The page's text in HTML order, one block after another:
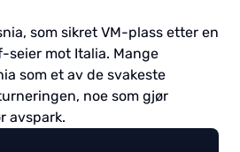
som sikret VM-plass etter en
seier mot Italia. Mange
som et av de svakeste
noe som gjør
avspark.